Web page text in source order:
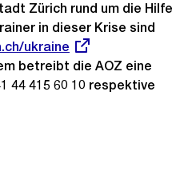
Zürich rund um die Hilfe
in dieser Krise sind
ukraine
betreibt die AOZ eine
44 415 60 10 respektive